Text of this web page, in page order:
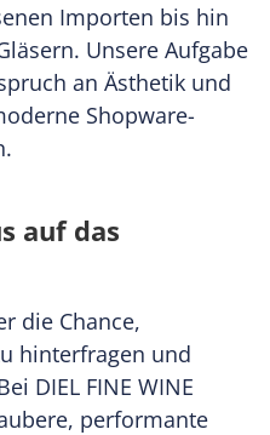
Importen bis hin
Unsere Aufgabe
an Ästhetik und
Shopware-
auf das
die Chance,
hinterfragen und
DIEL FINE WINE
performante